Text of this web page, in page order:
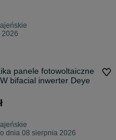
2026
panele fotowoltaiczne
bifacial inwerter Deye
dnia 08 sierpnia 2026